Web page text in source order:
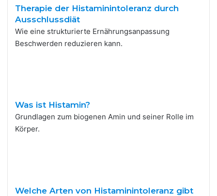
Therapie der Histaminintoleranz durch
Ausschlussdiät
Wie eine strukturierte Ernährungsanpassung
Beschwerden reduzieren kann.
Was ist Histamin?
Grundlagen zum biogenen Amin und seiner Rolle im
Körper.
Welche Arten von Histaminintoleranz gibt